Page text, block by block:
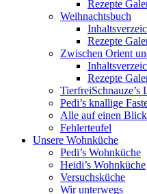
Rezepte
Weihnachtsbuch
Rezepte
Zwischen Orient
Rezepte
TierfreiSchnauze’s
Pedi’s knallige
Alle auf einen Blick
Fehlerteufel
Unsere Wohnküche
Pedi’s Wohnküche
Heidi’s Wohnküche
Versuchsküche
Wir unterwegs